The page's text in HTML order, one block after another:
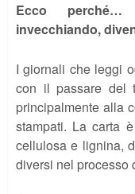
Abbigliamento e Accessori
Ecco
invecchiando,
I giornali che leggi
con il passare del
principalmente alla
stampati. La carta
cellulosa e lignina,
diversi nel processo